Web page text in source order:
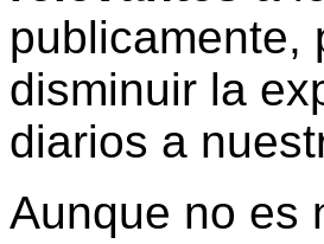
publicamente,
disminuir la
diarios a
Aunque no es